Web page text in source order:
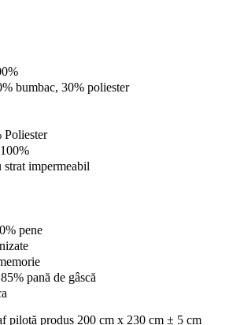
bumbac, 30% poliester
Poliester
strat impermeabil
pene
pană de gâscă
pilotă produs 200 cm x 230 cm ± 5 cm